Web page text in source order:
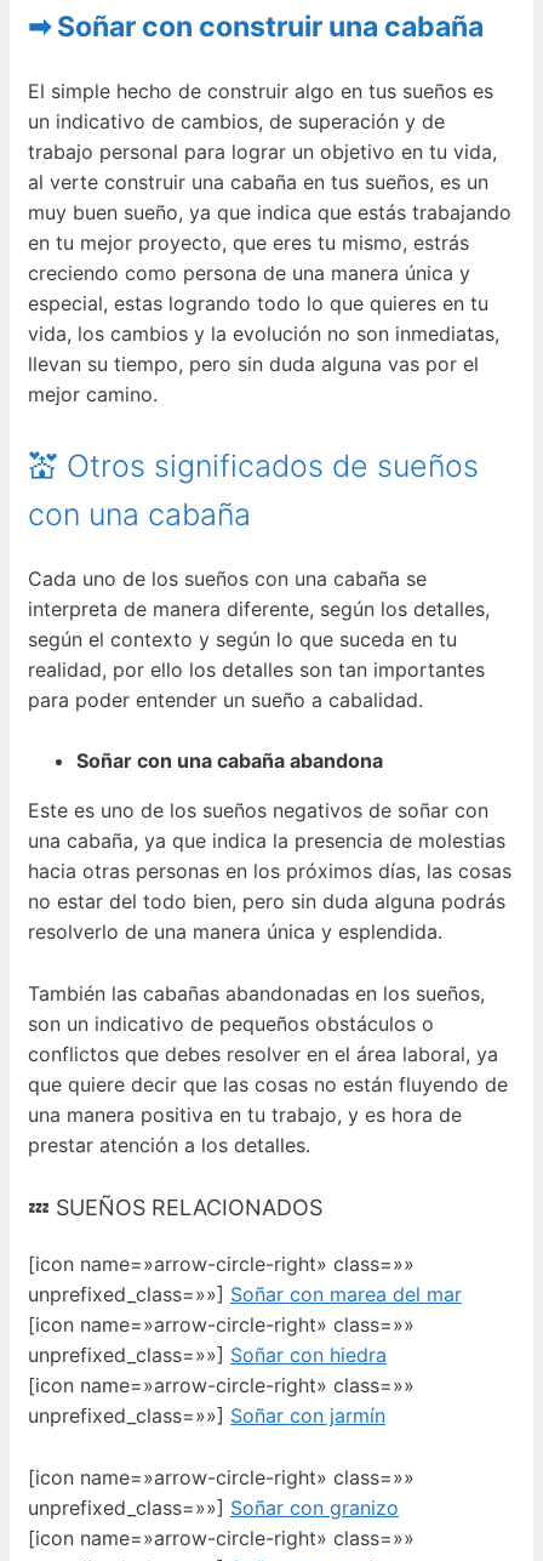
➡ Soñar con construir una cabaña
El simple hecho de construir algo en tus sueños es
un indicativo de cambios, de superación y de
trabajo personal para lograr un objetivo en tu vida,
al verte construir una cabaña en tus sueños, es un
muy buen sueño, ya que indica que estás trabajando
en tu mejor proyecto, que eres tu mismo, estrás
creciendo como persona de una manera única y
especial, estas logrando todo lo que quieres en tu
vida, los cambios y la evolución no son inmediatas,
llevan su tiempo, pero sin duda alguna vas por el
mejor camino.
💒 Otros significados de sueños
con una cabaña
Cada uno de los sueños con una cabaña se
interpreta de manera diferente, según los detalles,
según el contexto y según lo que suceda en tu
realidad, por ello los detalles son tan importantes
para poder entender un sueño a cabalidad.
Soñar con una cabaña abandona
Este es uno de los sueños negativos de soñar con
una cabaña, ya que indica la presencia de molestias
hacia otras personas en los próximos días, las cosas
no estar del todo bien, pero sin duda alguna podrás
resolverlo de una manera única y esplendida.
También las cabañas abandonadas en los sueños,
son un indicativo de pequeños obstáculos o
conflictos que debes resolver en el área laboral, ya
que quiere decir que las cosas no están fluyendo de
una manera positiva en tu trabajo, y es hora de
prestar atención a los detalles.
💤 SUEÑOS RELACIONADOS
[icon name=»arrow-circle-right» class=»»
unprefixed_class=»»] Soñar con marea del mar
[icon name=»arrow-circle-right» class=»»
unprefixed_class=»»] Soñar con hiedra
[icon name=»arrow-circle-right» class=»»
unprefixed_class=»»] Soñar con jarmín
[icon name=»arrow-circle-right» class=»»
unprefixed_class=»»] Soñar con granizo
[icon name=»arrow-circle-right» class=»»